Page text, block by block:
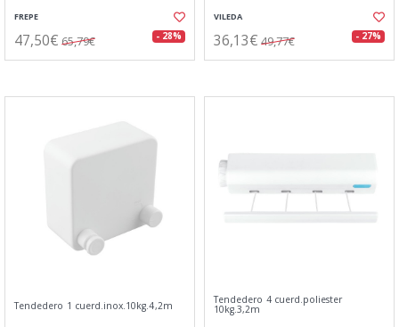
FREPE
47,50€ 65,79€ - 28%
VILEDA
36,13€ 49,77€ - 27%
Tendedero 1 cuerd.inox.10kg.4,2m Tendedero 4 cuerd.poliester
10kg.3,2m